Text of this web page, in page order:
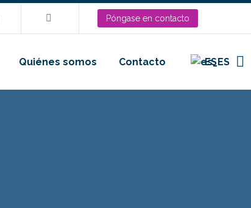
Póngase en contacto
Quiénes somos Contacto ES